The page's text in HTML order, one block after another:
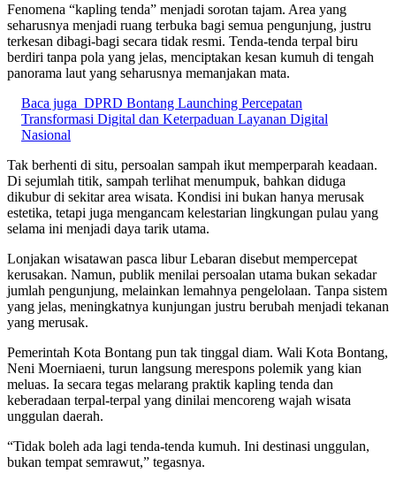
Fenomena “kapling tenda” menjadi sorotan tajam. Area yang
seharusnya menjadi ruang terbuka bagi semua pengunjung, justru
terkesan dibagi-bagi secara tidak resmi. Tenda-tenda terpal biru
berdiri tanpa pola yang jelas, menciptakan kesan kumuh di tengah
panorama laut yang seharusnya memanjakan mata.
Baca juga DPRD Bontang Launching Percepatan
Transformasi Digital dan Keterpaduan Layanan Digital
Nasional
Tak berhenti di situ, persoalan sampah ikut memperparah keadaan.
Di sejumlah titik, sampah terlihat menumpuk, bahkan diduga
dikubur di sekitar area wisata. Kondisi ini bukan hanya merusak
estetika, tetapi juga mengancam kelestarian lingkungan pulau yang
selama ini menjadi daya tarik utama.
Lonjakan wisatawan pasca libur Lebaran disebut mempercepat
kerusakan. Namun, publik menilai persoalan utama bukan sekadar
jumlah pengunjung, melainkan lemahnya pengelolaan. Tanpa sistem
yang jelas, meningkatnya kunjungan justru berubah menjadi tekanan
yang merusak.
Pemerintah Kota Bontang pun tak tinggal diam. Wali Kota Bontang,
Neni Moerniaeni, turun langsung merespons polemik yang kian
meluas. Ia secara tegas melarang praktik kapling tenda dan
keberadaan terpal-terpal yang dinilai mencoreng wajah wisata
unggulan daerah.
“Tidak boleh ada lagi tenda-tenda kumuh. Ini destinasi unggulan,
bukan tempat semrawut,” tegasnya.